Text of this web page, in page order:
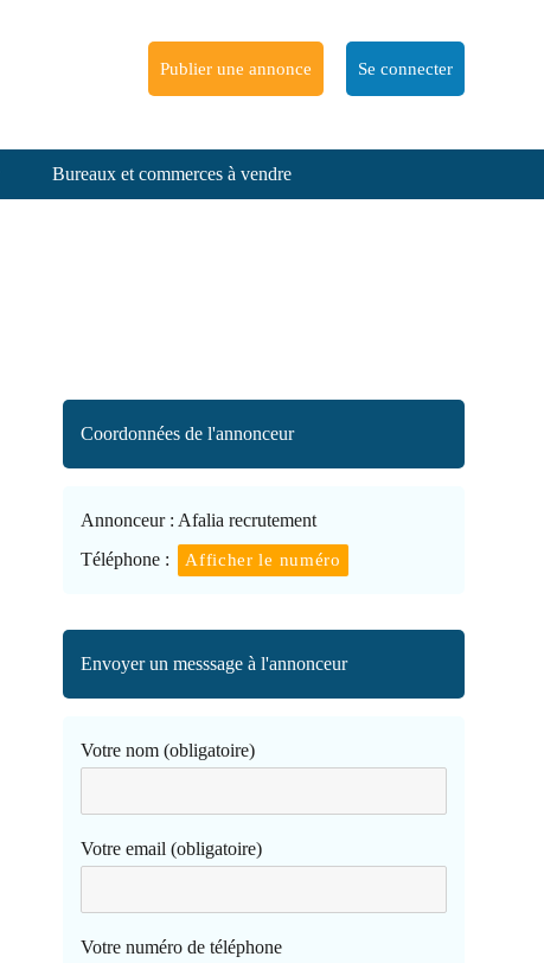
Publier une annonce Se connecter
Bureaux et commerces à vendre
Coordonnées de l'annonceur
Annonceur : Afalia recrutement
Téléphone :
Afficher le numéro
Envoyer un messsage à l'annonceur
Votre nom (obligatoire)
Votre email (obligatoire)
Votre numéro de téléphone